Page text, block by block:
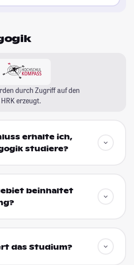
durch Zugriff auf den
erzeugt.
erhalte ich,
studiere?
beinhaltet
das Studium?